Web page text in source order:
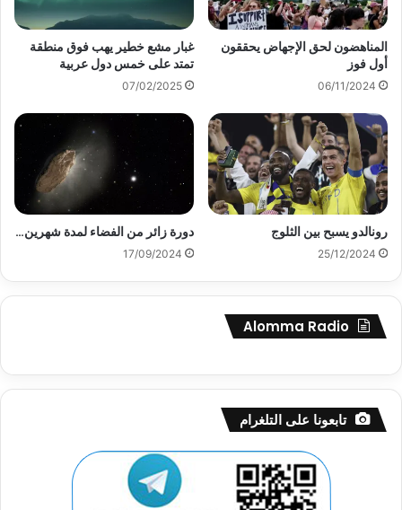
المناهضون لحق الإجهاض يحققون
أول فوز
06/11/2024
غبار مشع خطير يهب فوق منطقة
تمتد على خمس دول عربية
07/02/2025
رونالدو يسبح بين الثلوج
25/12/2024
دورة زائر من الفضاء لمدة شهرين…
17/09/2024
Alomma Radio
تابعونا على التلغرام